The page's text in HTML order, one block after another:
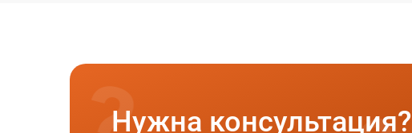
Нужна консультация?